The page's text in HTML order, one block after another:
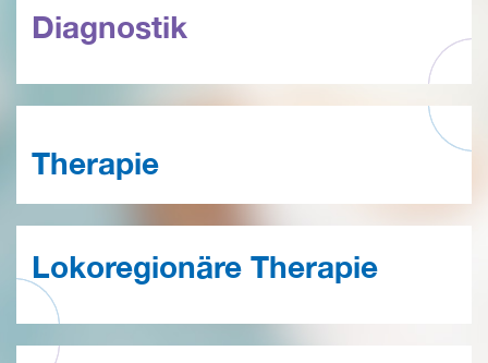
Diagnostik
Therapie
Lokoregionäre Therapie